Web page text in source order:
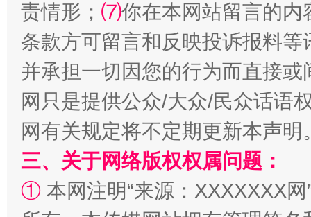
解纷+调解+退费，一次搞定
责情形； ⑺你在本网站留言的内
条款方可留言和反映投诉报料
并承担一切因您的行为而直接
网只是提供公众/大众/民众话语
网有关规定将不定期更新本声明
三、关于网络版权权属问题：
① 本网注明“来源：XXXXXXX